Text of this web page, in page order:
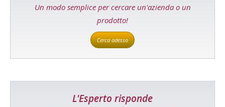
Un modo semplice per cercare un'azienda o un
prodotto!
Cerca adesso
L'Esperto risponde